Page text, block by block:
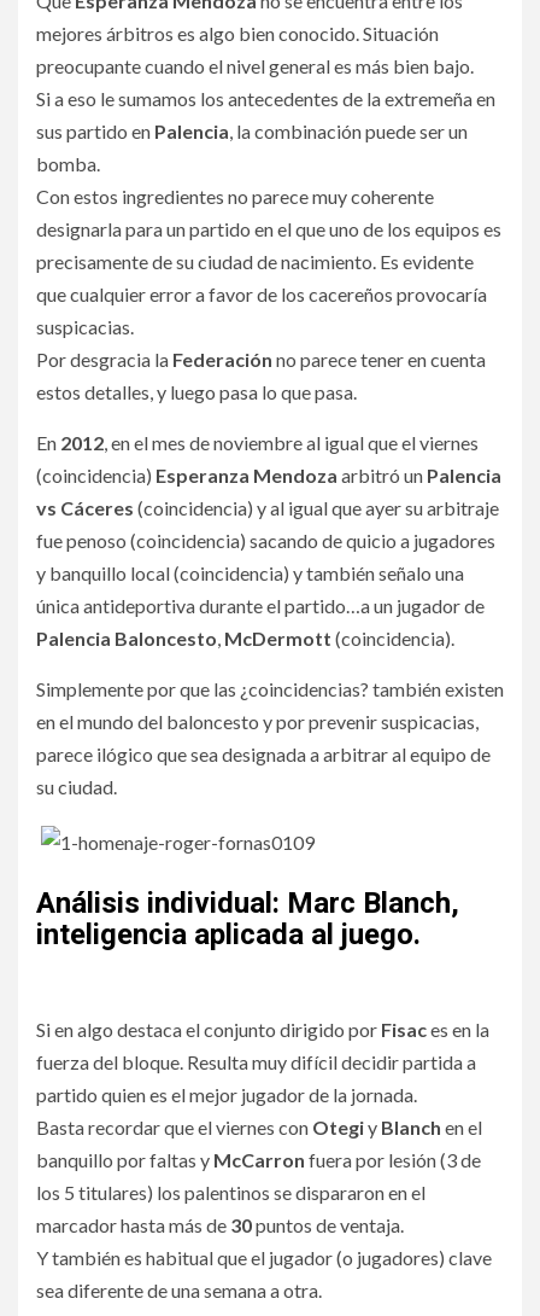
mejores árbitros es algo bien conocido. Situación
preocupante cuando el nivel general es más bien bajo.
Si a eso le sumamos los antecedentes de la extremeña en
sus partido en Palencia, la combinación puede ser un
bomba.
Con estos ingredientes no parece muy coherente
designarla para un partido en el que uno de los equipos es
precisamente de su ciudad de nacimiento. Es evidente
que cualquier error a favor de los cacereños provocaría
suspicacias.
Por desgracia la Federación no parece tener en cuenta
estos detalles, y luego pasa lo que pasa.
En 2012, en el mes de noviembre al igual que el viernes
(coincidencia) Esperanza Mendoza arbitró un Palencia
vs Cáceres (coincidencia) y al igual que ayer su arbitraje
fue penoso (coincidencia) sacando de quicio a jugadores
y banquillo local (coincidencia) y también señalo una
única antideportiva durante el partido…a un jugador de
Palencia Baloncesto, McDermott (coincidencia).
Simplemente por que las ¿coincidencias? también existen
en el mundo del baloncesto y por prevenir suspicacias,
parece ilógico que sea designada a arbitrar al equipo de
su ciudad.
Análisis individual: Marc Blanch,
inteligencia aplicada al juego.
Si en algo destaca el conjunto dirigido por Fisaces en la
fuerza del bloque. Resulta muy difícil decidir partida a
partido quien es el mejor jugador de la jornada.
Basta recordar que el viernes con Otegiy Blanch en el
banquillo por faltas y McCarron fuera por lesión (3 de
los 5 titulares) los palentinos se dispararon en el
marcador hasta más de 30puntos de ventaja.
Y también es habitual que el jugador (o jugadores) clave
sea diferente de una semana a otra.